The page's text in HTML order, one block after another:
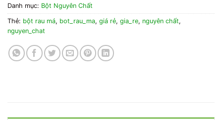
Danh mục: Bột Nguyên Chất
Thẻ: bột rau má, bot_rau_ma, giá rẻ, gia_re, nguyên chất,
nguyen_chat